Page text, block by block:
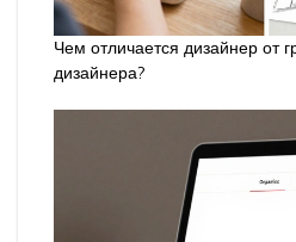
Чем отличается дизайнер от
дизайнера?